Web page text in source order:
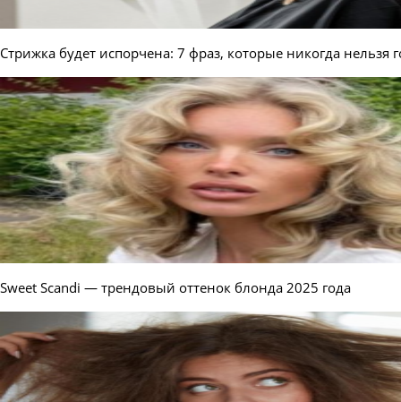
Стрижка будет испорчена: 7 фраз, которые никогда нельзя
Sweet Scandi — трендовый оттенок блонда 2025 года